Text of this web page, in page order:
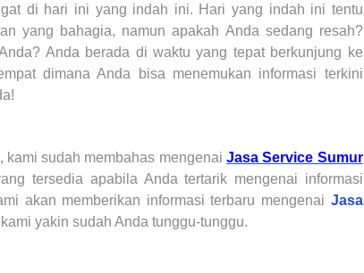
di hari ini yang indah ini. Hari yang indah ini tentu
yang bahagia, namun apakah Anda sedang resah?
? Anda berada di waktu yang tepat berkunjung ke
dimana Anda bisa menemukan informasi terkini
kami sudah membahas mengenaiJasa Service Sumur
tersedia apabila Anda tertarik mengenai informasi
akan memberikan informasi terbaru mengenai Jasa
yakin sudah Anda tunggu-tunggu.